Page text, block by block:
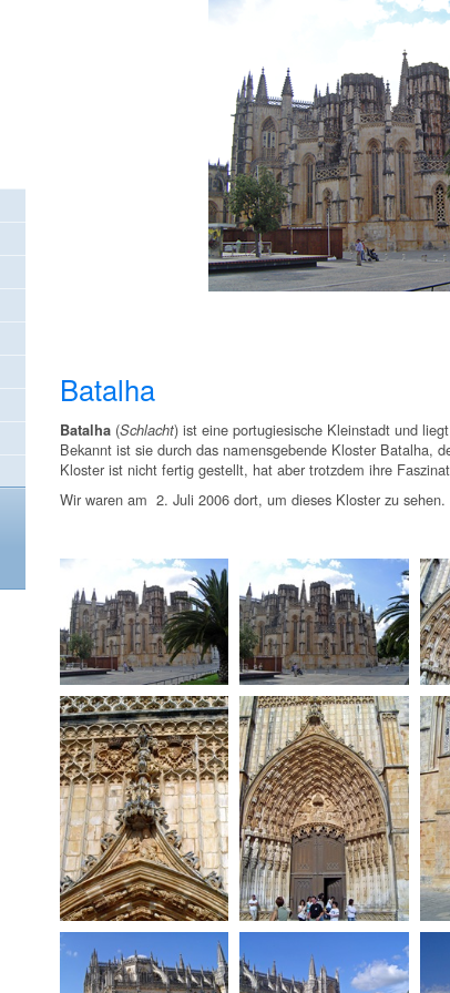
Batalha
Batalha(Schlacht) ist eine portugiesische Kleinstadt und
Bekannt ist sie durch das namensgebende Kloster Batalha,
Kloster ist nicht fertig gestellt, hat aber trotzdem ihre
Wir waren am 2. Juli 2006 dort, um dieses Kloster zu sehen.